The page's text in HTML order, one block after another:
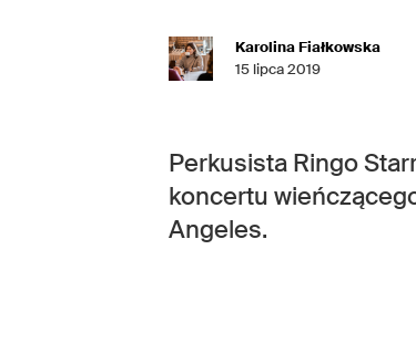
Karolina Fiałkowska
15 lipca 2019
Perkusista Ringo
koncertu
Angeles.